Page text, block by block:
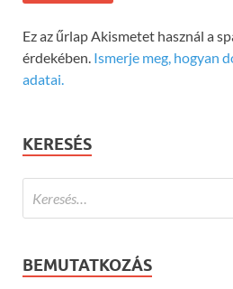
Ez az űrlap Akismetet használ a
érdekében. Ismerje meg, hogyan
adatai.
KERESÉS
BEMUTATKOZÁS